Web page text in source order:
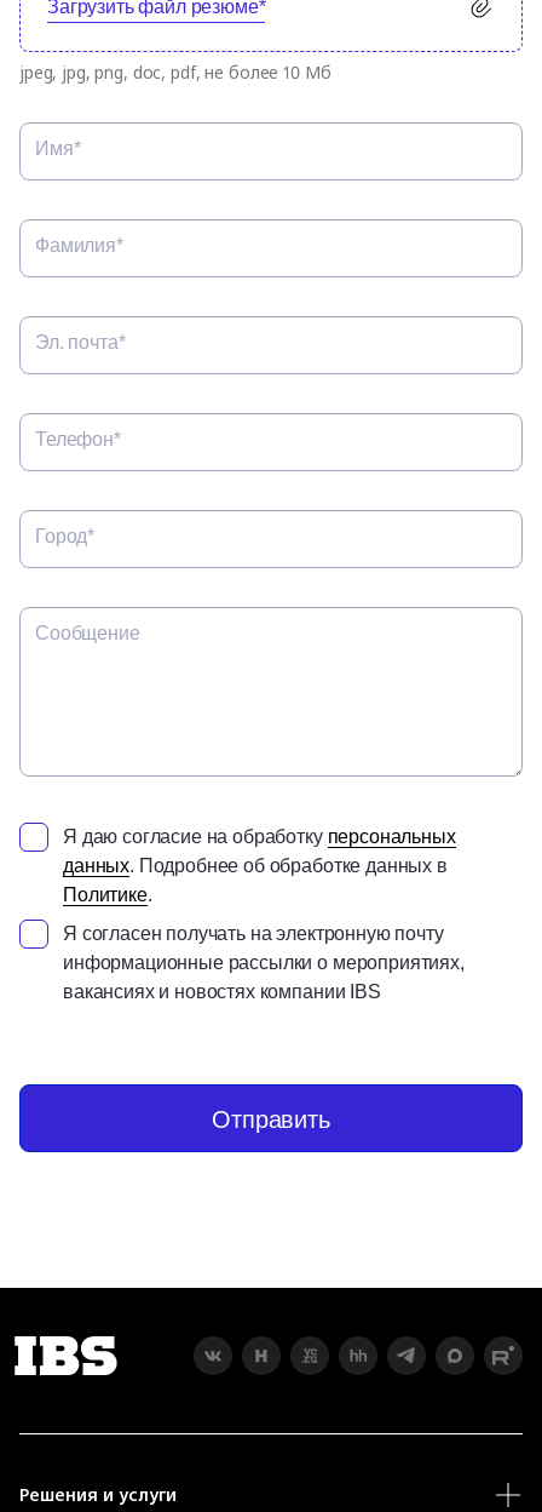
Загрузить файл резюме*
jpeg, jpg, png, doc, pdf, не более 10 Мб
Имя*
Фамилия*
Эл. почта*
Телефон*
Город*
Сообщение
Я даю согласие на обработку персональных
данных. Подробнее об обработке данных в
Политике.
Я согласен получать на электронную почту
информационные рассылки о мероприятиях,
вакансиях и новостях компании IBS
Отправить
Решения и услуги